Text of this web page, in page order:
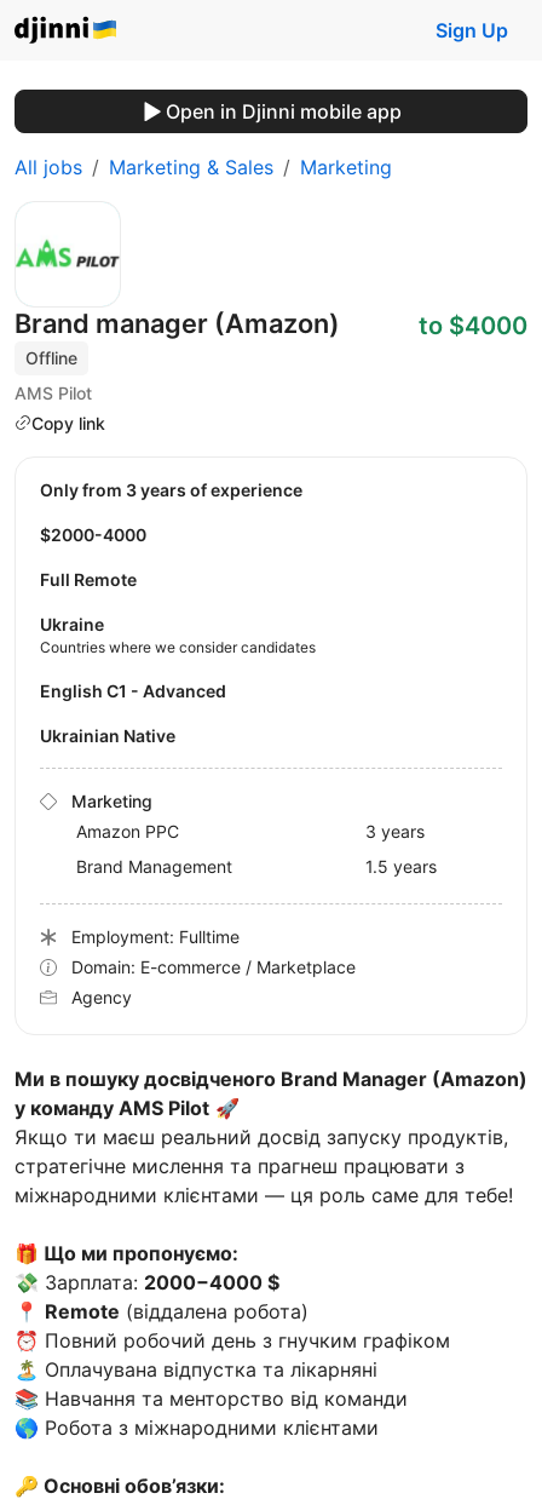
Sign Up
Open in Djinni mobile app
All jobs Marketing & Sales Marketing
Brand manager (Amazon)
Offline
AMS Pilot
Copy link
to $4000
Ми в пошуку досвідченого Brand Manager (Amazon)
у команду AMS Pilot 🚀
Якщо ти маєш реальний досвід запуску продуктів,
стратегічне мислення та прагнеш працювати з
міжнародними клієнтами — ця роль саме для тебе!
🎁 Що ми пропонуємо:
💸 Зарплата: 2000−4000 $
📍 Remote (віддалена робота)
⏰ Повний робочий день з гнучким графіком
🏝 Оплачувана відпустка та лікарняні
📚 Навчання та менторство від команди
🌎 Робота з міжнародними клієнтами
🔑 Основні обов’язки:
Only from 3 years of experience
$2000-4000
Full Remote
Ukraine
Countries where we consider candidates
English C1 - Advanced
Ukrainian Native
Marketing
Amazon PPC
3 years
Brand Management
1.5 years
Employment: Fulltime
Domain: E-commerce / Marketplace
Agency